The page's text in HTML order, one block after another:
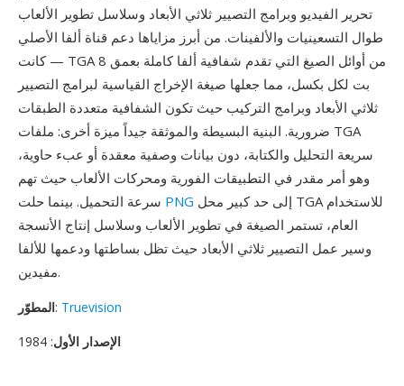
تحرير الفيديو وبرامج التصيير ثلاثي الأبعاد وسلاسل تطوير الألعاب
طوال التسعينيات والألفينات. من أبرز مزاياها دعم قناة ألفا الأصلي
— كانت TGA من أوائل الصيغ التي تقدم شفافية ألفا كاملة بعمق 8
بت لكل بكسل، مما جعلها صيغة الإخراج القياسية لبرامج التصيير
ثلاثي الأبعاد وبرامج التركيب حيث تكون الشفافية متعددة الطبقات
ضرورية. البنية البسيطة والموثقة جيداً ميزة أخرى: ملفات TGA
سريعة التحليل والكتابة، دون بيانات وصفية معقدة أو عبء حاوية،
وهو أمر مقدر في التطبيقات الفورية ومحركات الألعاب حيث تهم
PNG
العام، تستمر الصيغة في تطوير الألعاب وسلاسل إنتاج الأنسجة
وسير عمل التصيير ثلاثي الأبعاد حيث تظل بساطتها ودعمها للألفا
مفيدين.
المطوّر: Truevision
الإصدار الأول: 1984